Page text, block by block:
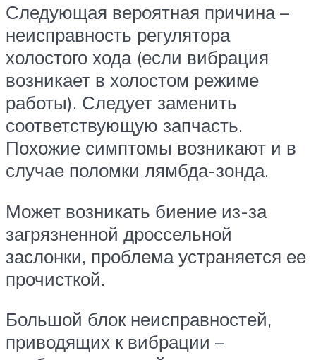
Следующая вероятная причина –
неисправность регулятора
холостого хода (если вибрация
возникает в холостом режиме
работы). Следует заменить
соответствующую запчасть.
Похожие симптомы возникают и в
случае поломки лямбда-зонда.
Может возникать биение из-за
загрязненной дроссельной
заслонки, проблема устраняется ее
прочисткой.
Большой блок неисправностей,
приводящих к вибрации –